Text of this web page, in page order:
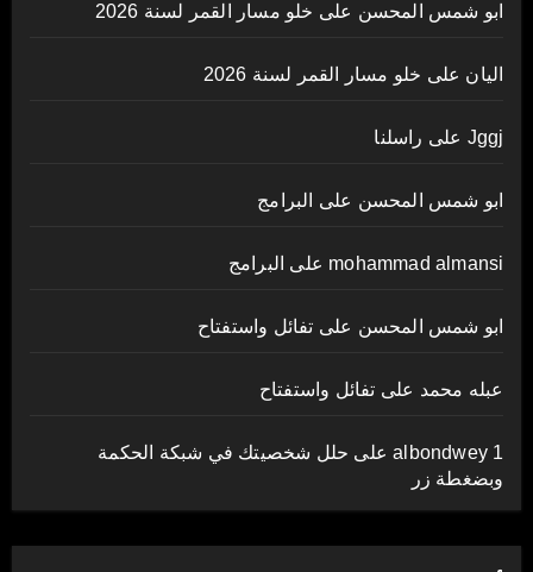
ابو شمس المحسن على خلو مسار القمر لسنة 2026
اليان على خلو مسار القمر لسنة 2026
Jggj على راسلنا
ابو شمس المحسن على البرامج
mohammad almansi على البرامج
ابو شمس المحسن على تفائل واستفتاح
عبله محمد على تفائل واستفتاح
albondwey 1على حلل شخصيتك في شبكة الحكمة
وبضغطة زر